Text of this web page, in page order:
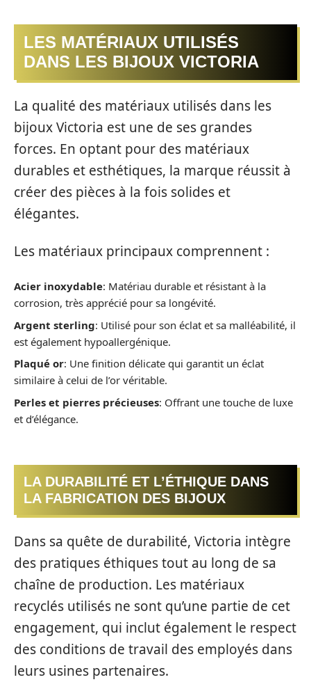
LES MATÉRIAUX UTILISÉS
DANS LES BIJOUX VICTORIA
La qualité des matériaux utilisés dans les
bijoux Victoria est une de ses grandes
forces. En optant pour des matériaux
durables et esthétiques, la marque réussit à
créer des pièces à la fois solides et
élégantes.
Les matériaux principaux comprennent :
Acier inoxydable: Matériau durable et résistant à la
corrosion, très apprécié pour sa longévité.
Argent sterling: Utilisé pour son éclat et sa malléabilité, il
est également hypoallergénique.
Plaqué or: Une finition délicate qui garantit un éclat
similaire à celui de l’or véritable.
Perles et pierres précieuses: Offrant une touche de luxe
et d’élégance.
LA DURABILITÉ ET L’ÉTHIQUE DANS
LA FABRICATION DES BIJOUX
Dans sa quête de durabilité, Victoria intègre
des pratiques éthiques tout au long de sa
chaîne de production. Les matériaux
recyclés utilisés ne sont qu’une partie de cet
engagement, qui inclut également le respect
des conditions de travail des employés dans
leurs usines partenaires.